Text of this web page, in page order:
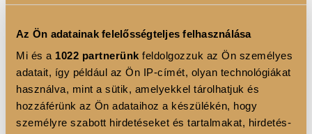
Az Ön adatainak felelősségteljes felhasználása
Mi és a 1022 partnerünk feldolgozzuk az Ön személyes
adatait, így például az Ön IP-címét, olyan technológiákat
használva, mint a sütik, amelyekkel tárolhatjuk és
hozzáférünk az Ön adataihoz a készülékén, hogy
személyre szabott hirdetéseket és tartalmakat, hirdetés-
válnak, és észre sem veszed, de a mozgás természetes
részévé válik a napodnak. Ahogy a tested egyre
erősödik, úgy fog nőni a belső igényed is a rendszeres
mozgásra, és az edzés nemcsak feladat lesz, hanem
egy várva várt tevékenység, amely új színt visz a